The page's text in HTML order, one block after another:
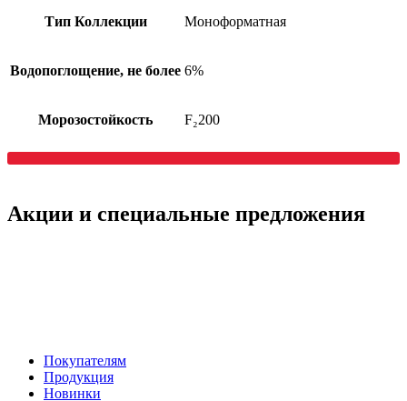
Тип Коллекции Моноформатная
Водопоглощение, не более 6%
Морозостойкость F₂200
Акции и специальные предложения
Покупателям
Продукция
Новинки